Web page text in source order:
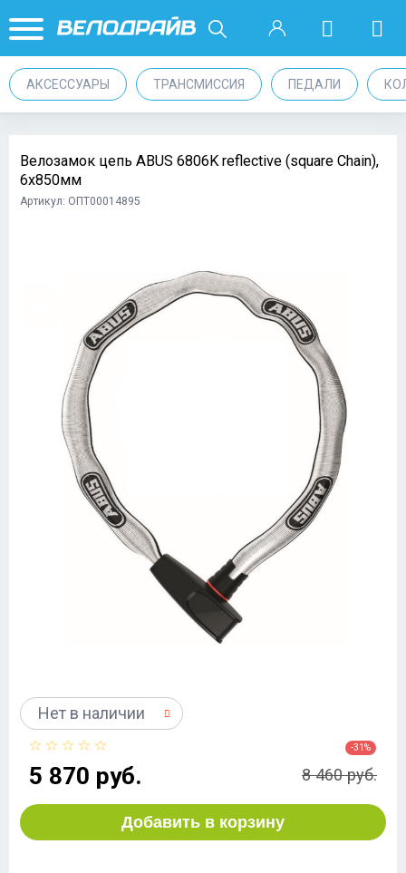
АКСЕССУАРЫ ТРАНСМИССИЯ ПЕДАЛИ
Велозамок цепь ABUS 6806K reflective (square Chain),
6х850мм
Артикул: ОПТ00014895
Нет в наличии
5 870 руб.
-31%
8 460 руб.
Добавить в корзину